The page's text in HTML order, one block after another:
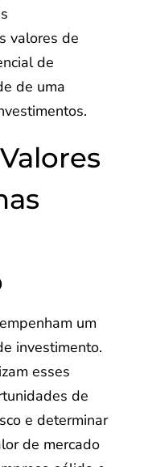
valores de
de
de uma
um
investimento.
esses
de
e determinar
de mercado